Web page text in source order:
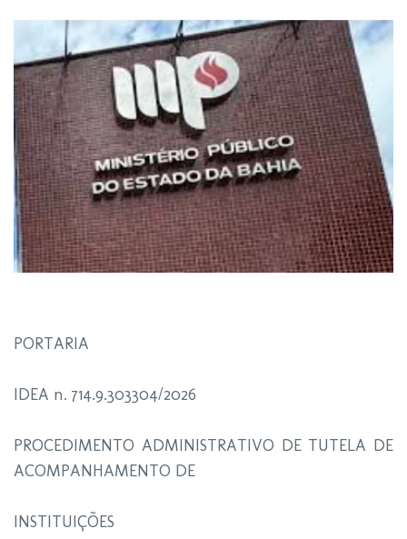
PORTARIA
IDEA n. 714.9.303304/2026
PROCEDIMENTO ADMINISTRATIVO DE TUTELA DE
ACOMPANHAMENTO DE
INSTITUIÇÕES